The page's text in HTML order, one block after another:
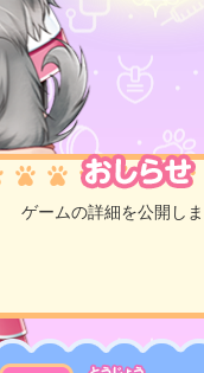
ゲームの詳細を公開し